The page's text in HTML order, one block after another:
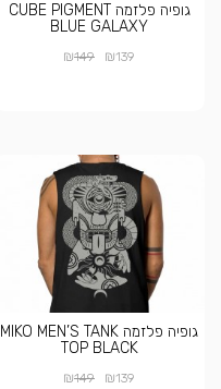
גופיה פלזמה CUBE PIGMENT
BLUE GALAXY
₪139
₪149
גופיה פלזמה MIKO MEN’S TANK
TOP BLACK
₪139
₪149